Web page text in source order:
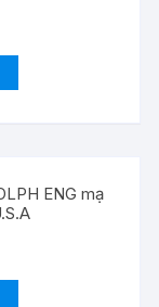
ENG mạ